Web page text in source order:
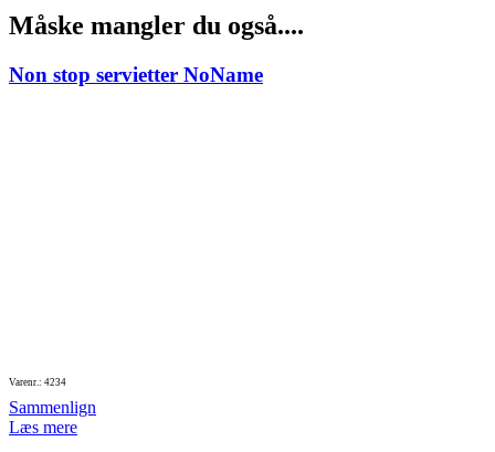
Måske mangler du også....
Non stop servietter NoName
Varenr.: 4234
Sammenlign
Læs mere